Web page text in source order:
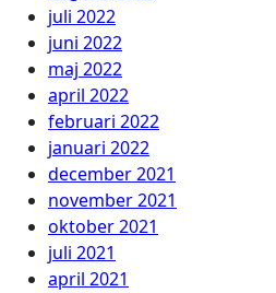
juli 2022
juni 2022
maj 2022
april 2022
februari 2022
januari 2022
december 2021
november 2021
oktober 2021
juli 2021
april 2021